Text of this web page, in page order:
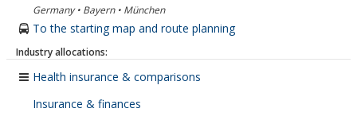
Germany • Bayern • München
To the starting map and route planning
Industry allocations:
Health insurance & comparisons
Insurance & finances